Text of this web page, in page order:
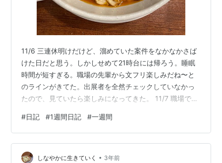
11/6 三連休明けだけど、溜めていた案件をなかなかさば
けた日だと思う。しかしせめて21時台には帰ろう。睡眠
時間が短すぎる。職場の先輩から文フリ楽しみだね〜と
のラインがきてた。出展者を全然チェックしていなかっ
たので、見ていたら楽しみになってきた。 11/7 職場で周
だ皆んな残っている模様。うーんキツい。帰ると夫がポ
トフや生姜焼きや炊き込みご飯を丁寧に作ってくれてい
て、とても美味しく食べられた。レシピどおりに忠実に
作るとこんなに美味しくなるのか〜と感動すら覚える。
#日記 #1週間日記 #一週間
しなやかに生きていく • 3年前